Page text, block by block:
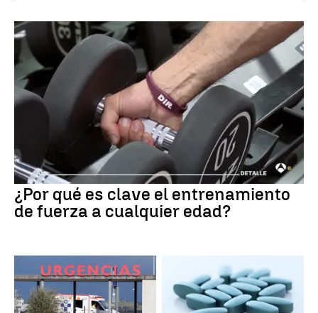
¿Por qué es clave el entrenamiento
de fuerza a cualquier edad?